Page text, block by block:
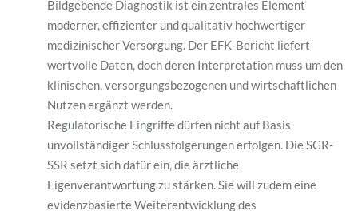
Bildgebende Diagnostik ist ein zentrales Element
moderner, effizienter und qualitativ hochwertiger
medizinischer Versorgung. Der EFK-Bericht liefert
wertvolle Daten, doch deren Interpretation muss um den
klinischen, versorgungsbezogenen und wirtschaftlichen
Nutzen ergänzt werden.
Regulatorische Eingriffe dürfen nicht auf Basis
unvollständiger Schlussfolgerungen erfolgen. Die SGR-
SSR setzt sich dafür ein, die ärztliche
Eigenverantwortung zu stärken. Sie will zudem eine
evidenzbasierte Weiterentwicklung des